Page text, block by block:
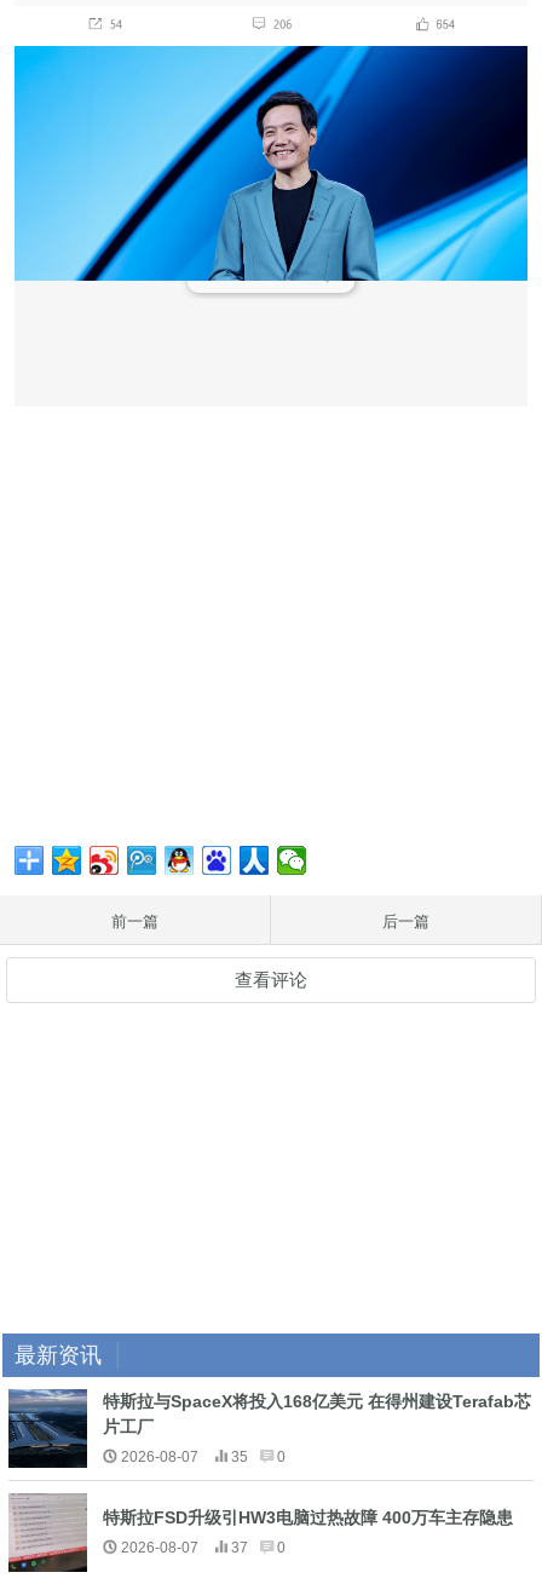
前一篇 后一篇
查看评论
最新资讯
特斯拉与SpaceX将投入168亿美元 在得州建设Terafab芯
片工厂
2026-08-07 35 0
特斯拉FSD升级引HW3电脑过热故障 400万车主存隐患
2026-08-07 37 0